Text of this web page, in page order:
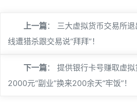
上一篇： 三大虚拟货币交易所
线遭猎杀跟交易说“拜拜”！
下一篇： 提供银行卡号赚取虚拟
2000元“副业”换来200余天“牢饭”！